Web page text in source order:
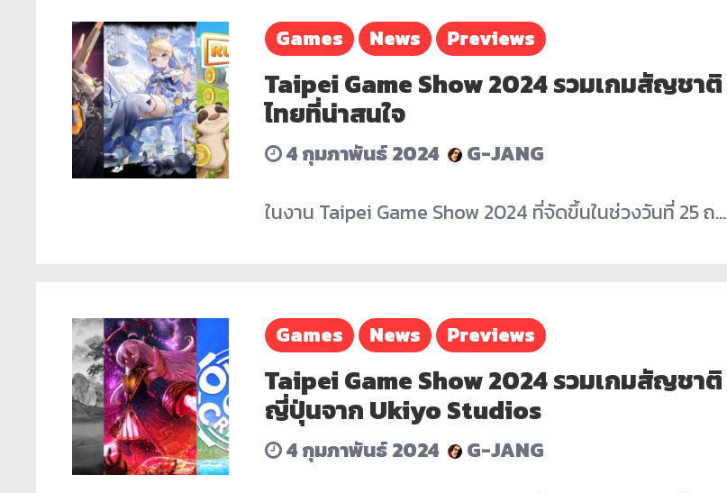
Games News Previews
Taipei Game Show 2024 รวมเกมสัญชาติ
ไทยที่น่าสนใจ
4 กุมภาพันธ์ 2024
G-JANG
ในงาน Taipei Game Show 2024 ที่จัดขึ้นในช่วงวันที่ 25 ถ…
Games News Previews
Taipei Game Show 2024 รวมเกมสัญชาติ
ญี่ปุ่นจาก Ukiyo Studios
4 กุมภาพันธ์ 2024
G-JANG